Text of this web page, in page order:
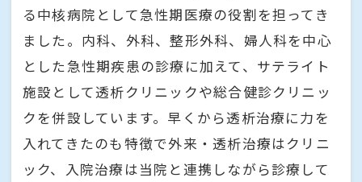
る中核病院として急性期医療の役割を担ってき
ました。内科、外科、整形外科、婦人科を中心
とした急性期疾患の診療に加えて、サテライト
施設として透析クリニックや総合健診クリニッ
クを併設しています。早くから透析治療に力を
入れてきたのも特徴で外来・透析治療はクリニ
ック、入院治療は当院と連携しながら診療して